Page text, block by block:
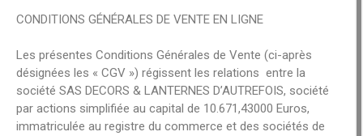
CONDITIONS GÉNÉRALES DE VENTE EN LIGNE
Les présentes Conditions Générales de Vente (ci-après
désignées les « CGV ») régissent les relations entre la
société SAS DECORS & LANTERNES D’AUTREFOIS, société
par actions simplifiée au capital de 10.671,43000 Euros,
immatriculée au registre du commerce et des sociétés de